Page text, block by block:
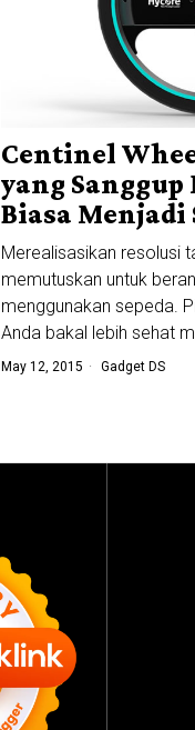
Centinel
yang Sanggup
Biasa
Merealisasikan resolusi
memutuskan untuk
menggunakan sepeda.
Anda bakal lebih sehat
May 12, 2015 Gadget DS